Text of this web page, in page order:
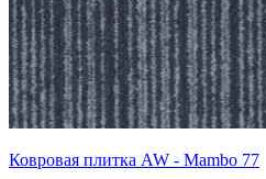
Ковровая плитка AW - Mambo 77